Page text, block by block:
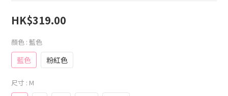
HK$319.00
顏色 : 藍色
藍色 粉紅色
尺寸 : M